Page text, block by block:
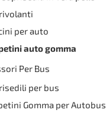
per auto
auto gomma
Per Bus
per bus
Gomma per Autobus